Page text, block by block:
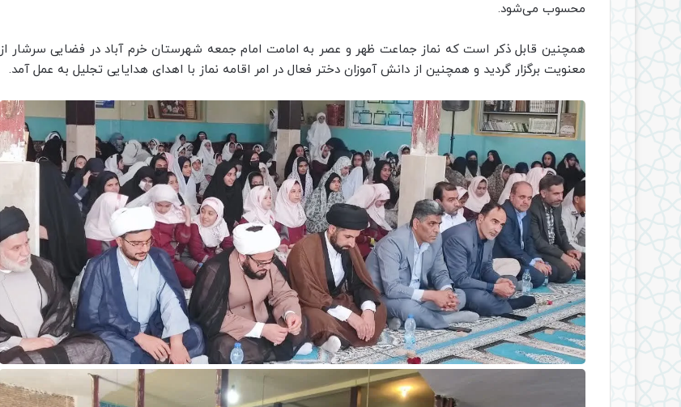
محسوب می‌شود.
همچنین قابل ذکر است که نماز جماعت ظهر و عصر به امامت امام جمعه شهرستان خرم آباد در فضایی سرشار از
معنویت برگزار گردید و همچنین از دانش آموزان دختر فعال در امر اقامه نماز با اهدای هدایایی تجلیل به عمل آمد.